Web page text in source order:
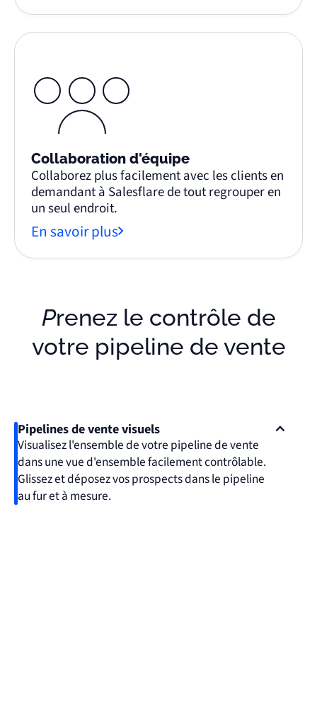
Collaboration d'équipe
Collaborez plus facilement avec les clients en
demandant à Salesflare de tout regrouper en
un seul endroit.
En savoir plus
Prenez le contrôle de
votre pipeline de vente
Pipelines de vente visuels
Visualisez l'ensemble de votre pipeline de vente
dans une vue d'ensemble facilement contrôlable.
Glissez et déposez vos prospects dans le pipeline
au fur et à mesure.